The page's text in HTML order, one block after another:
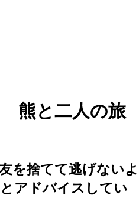
熊と二人の旅
を捨てて逃げないよ
アドバイスしてい